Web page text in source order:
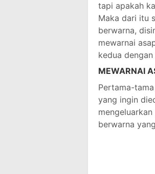
tapi apakah
Maka dari itu
berwarna,
mewarnai
kedua
MEWARNAI
Pertama-
yang ingin
berwarna